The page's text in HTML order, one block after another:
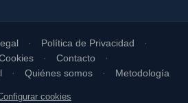
Política de Privacidad
Contacto
Quiénes somos Metodología
cookies